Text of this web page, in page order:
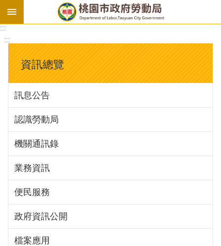
基
法
勞
資
會
庇
護
工
場
進
訊
息
:::
:::
資訊總覽
訊息公告
認識勞動局
機關通訊錄
業務資訊
便民服務
政府資訊公開
檔案應用